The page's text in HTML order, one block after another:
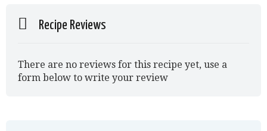
Recipe Reviews
There are no reviews for this recipe yet, use a
form below to write your review